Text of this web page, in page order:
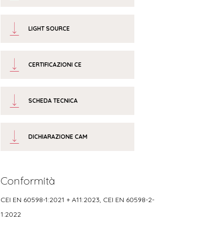
LIGHT SOURCE
CERTIFICAZIONI CE
SCHEDA TECNICA
DICHIARAZIONE CAM
Conformità
CEI EN 60598-1:2021 + A11:2023, CEI EN 60598-2-
1:2022